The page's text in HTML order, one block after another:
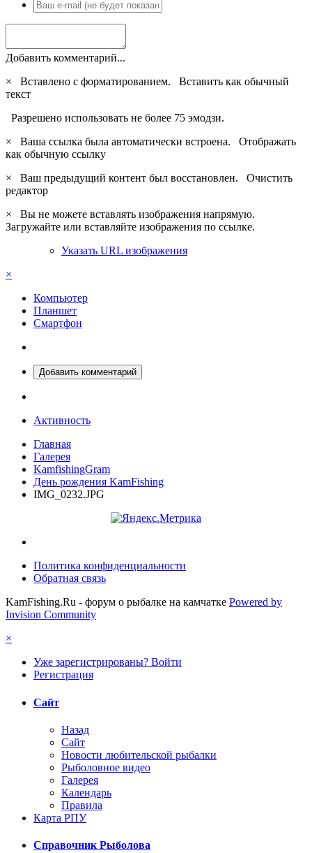
Добавить комментарий...
×
Вставлено с форматированием. Вставить как обычный
текст
Разрешено использовать не более 75 эмодзи.
×
Ваша ссылка была автоматически встроена. Отображать
как обычную ссылку
×
Ваш предыдущий контент был восстановлен. Очистить
редактор
×
Вы не можете вставлять изображения напрямую.
Загружайте или вставляйте изображения по ссылке.
Указать URL изображения
×
Компьютер
Планшет
Смартфон
Добавить комментарий
Активность
Главная
Галерея
KamfishingGram
День рождения KamFishing
IMG_0232.JPG
Политика конфиденциальности
Обратная связь
KamFishing.Ru - форум о рыбалке на камчатке Powered by
Invision Community
×
Уже зарегистрированы? Войти
Регистрация
Сайт
Назад
Сайт
Новости любительской рыбалки
Рыболовное видео
Галерея
Календарь
Правила
Карта РПУ
Справочник Рыболова